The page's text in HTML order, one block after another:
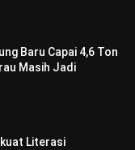
Baru Capai 4,6 Ton
Masih Jadi
Literasi